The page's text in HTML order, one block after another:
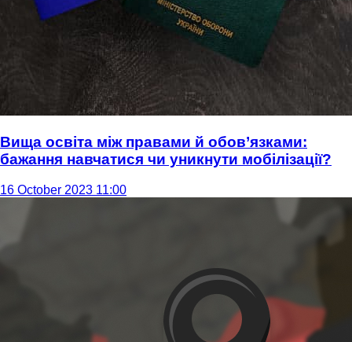
Вища освіта між правами й обов’язками:
бажання навчатися чи уникнути мобілізації?
16 October 2023 11:00